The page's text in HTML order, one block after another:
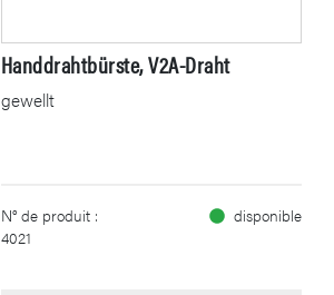
Handdrahtbürste, V2A-Draht
gewellt
N° de produit :
4021
disponible